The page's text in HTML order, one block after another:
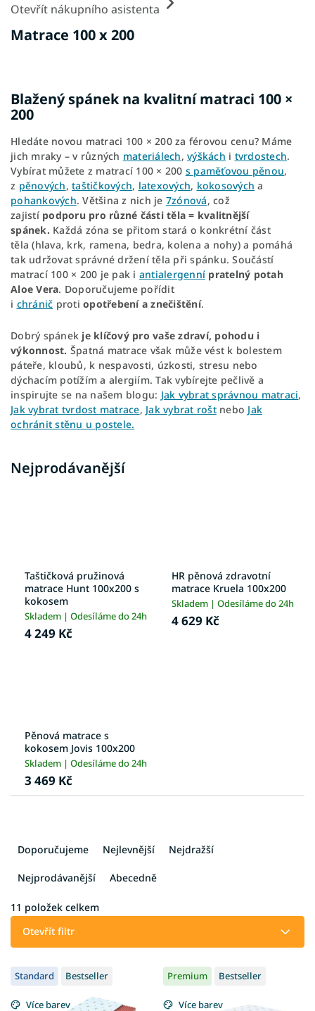
Matrace 100 x 200
Otevřít nákupního asistenta
Blažený spánek na kvalitní matraci 100 ×
200
Hledáte novou matraci 100 × 200 za férovou cenu? Máme
jich mraky – v různých materiálech, výškách i tvrdostech.
Vybírat můžete z matrací 100 × 200 s paměťovou pěnou,
z pěnových, taštičkových, latexových, kokosových a
pohankových. Většina z nich je 7zónová, což
zajistípodporu pro různé části těla = kvalitnější
spánek. Každá zóna se přitom stará o konkrétní část
těla (hlava, krk, ramena, bedra, kolena a nohy) a pomáhá
tak udržovat správné držení těla při spánku. Součástí
matrací 100 × 200 je pak i antialergenní pratelný potah
Aloe Vera. Doporučujeme pořídit
i chránič proti opotřebení a znečištění.
Dobrý spánek je klíčový pro vaše zdraví, pohodu i
výkonnost. Špatná matrace však může vést k bolestem
páteře, kloubů, k nespavosti, úzkosti, stresu nebo
dýchacím potížím a alergiím. Tak vybírejte pečlivě a
inspirujte se na našem blogu: Jak vybrat správnou matraci,
Jak vybrat tvrdost matrace, Jak vybrat roštnebo Jak
ochránit stěnu u postele.
Nejprodávanější
Taštičková pružinová
matrace Hunt 100x200 s
kokosem
Skladem | Odesíláme do 24h
4 249 Kč
HR pěnová zdravotní
matrace Kruela 100x200
Skladem | Odesíláme do 24h
4 629 Kč
Pěnová matrace s
kokosem Jovis 100x200
Skladem | Odesíláme do 24h
3 469 Kč
í
p
d
u
k
Doporučujeme Nejlevnější Nejdražší
Nejprodávanější Abecedně
11 položek celkem
Otevřít filtr
V
ý
p
Standard Bestseller
Více barev
Premium Bestseller
Více barev